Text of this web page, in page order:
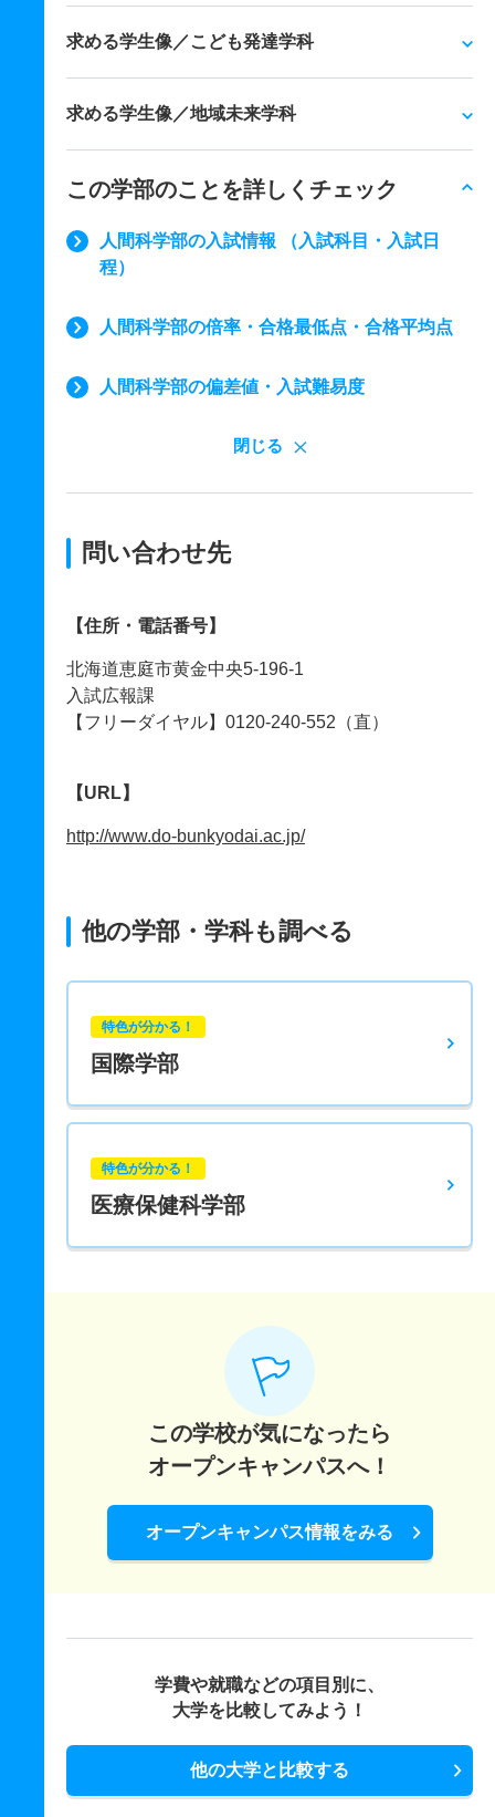
求める学生像／こども発達学科
求める学生像／地域未来学科
この学部のことを詳しくチェック
人間科学部の入試情報 （入試科目・入試日
程）
人間科学部の倍率・合格最低点・合格平均点
人間科学部の偏差値・入試難易度
閉じる
問い合わせ先
【住所・電話番号】
北海道恵庭市黄金中央5-196-1
入試広報課
【フリーダイヤル】0120-240-552（直）
【URL】
http://www.do-bunkyodai.ac.jp/
他の学部・学科も調べる
特色が分かる！
国際学部
特色が分かる！
医療保健科学部
この学校が気になったら
オープンキャンパスへ！
オープンキャンパス情報をみる
学費や就職などの項目別に、
大学を比較してみよう！
他の大学と比較する